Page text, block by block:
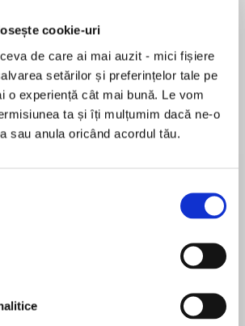
cookie-uri
de care ai mai auzit - mici fișiere
setărilor și preferințelor tale pe
o experiență cât mai bună. Le vom
ta și îți mulțumim dacă ne-o
sau anula oricând acordul tău.
la...
Lauren Weisberger Sohn Won-pyung
funny, it had me cackling
nu există recenzii